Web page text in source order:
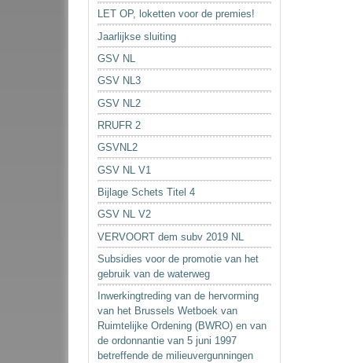
LET OP, loketten voor de premies!
Jaarlijkse sluiting
GSV NL
GSV NL3
GSV NL2
RRUFR 2
GSVNL2
GSV NL V1
Bijlage Schets Titel 4
GSV NL V2
VERVOORT dem subv 2019 NL
Subsidies voor de promotie van het
gebruik van de waterweg
Inwerkingtreding van de hervorming
van het Brussels Wetboek van
Ruimtelijke Ordening (BWRO) en van
de ordonnantie van 5 juni 1997
betreffende de milieuvergunningen